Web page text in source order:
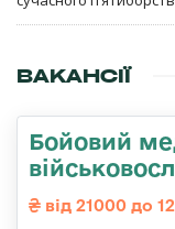
ВАКАНСІЇ
Бойовий
від 21000 до